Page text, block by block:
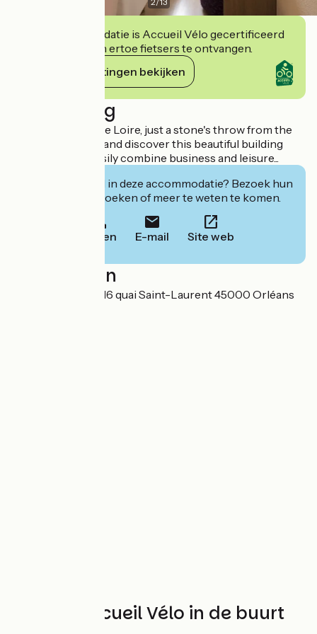
Deze accommodatie is Accueil Vélo gecertificeerd
en verbindt zich ertoe fietsers te ontvangen.
Haar verplichtingen bekijken
Beschrijving
Situated beside the Loire, just a stone's throw from the
city centre, come and discover this beautiful building
where you can easily combine business and leisure...
Geïnteresseerd in deze accommodatie? Bezoek hun
website om te boeken of meer te weten te komen.
Bellen E-mail Site web
Localisation
SAS Les Orgerils 16 quai Saint-Laurent 45000 Orléans
Andere Accueil Vélo in de buurt